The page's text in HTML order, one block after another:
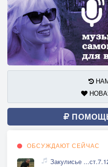
ОБСУЖДАЮТ СЕЙЧАС
Закулисье